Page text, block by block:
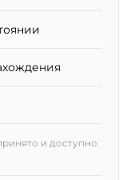
и доступно